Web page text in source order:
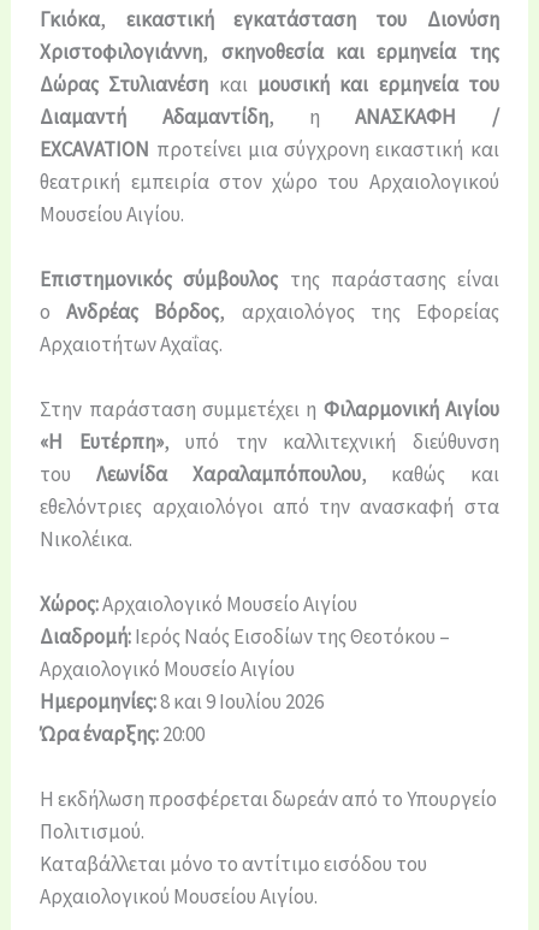
Γκιόκα, εικαστική εγκατάσταση του Διονύση
Χριστοφιλογιάννη, σκηνοθεσία και ερμηνεία της
Δώρας Στυλιανέση και μουσική και ερμηνεία του
Διαμαντή Αδαμαντίδη, ηΑΝΑΣΚΑΦΗ /
EXCAVATION προτείνει μια σύγχρονη εικαστική και
θεατρική εμπειρία στον χώρο του Αρχαιολογικού
Μουσείου Αιγίου.
Επιστημονικός σύμβουλος της παράστασης είναι
οΑνδρέας Βόρδος, αρχαιολόγος της Εφορείας
Αρχαιοτήτων Αχαΐας.
Στην παράσταση συμμετέχει η Φιλαρμονική Αιγίου
«Η Ευτέρπη», υπό την καλλιτεχνική διεύθυνση
του Λεωνίδα Χαραλαμπόπουλου, καθώς και
εθελόντριες αρχαιολόγοι από την ανασκαφή στα
Νικολέικα.
Χώρος:Αρχαιολογικό Μουσείο Αιγίου
Διαδρομή:Ιερός Ναός Εισοδίων της Θεοτόκου –
Αρχαιολογικό Μουσείο Αιγίου
Ημερομηνίες:8 και 9 Ιουλίου 2026
Ώρα έναρξης:20:00
Η εκδήλωση προσφέρεται δωρεάν από το Υπουργείο
Πολιτισμού.
Καταβάλλεται μόνο το αντίτιμο εισόδου του
Αρχαιολογικού Μουσείου Αιγίου.